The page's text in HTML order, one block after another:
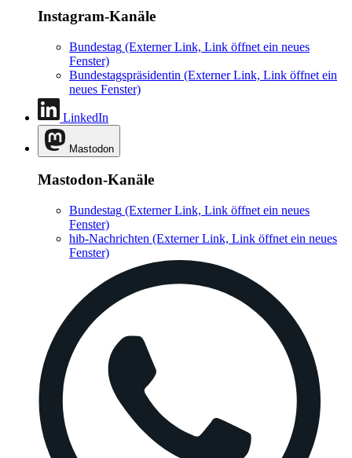
Instagram-Kanäle
Bundestag (Externer Link, Link öffnet ein neues
Fenster)
Bundestagspräsidentin (Externer Link, Link öffnet ein
neues Fenster)
LinkedIn
Mastodon
Mastodon-Kanäle
Bundestag (Externer Link, Link öffnet ein neues
Fenster)
hib-Nachrichten (Externer Link, Link öffnet ein neues
Fenster)